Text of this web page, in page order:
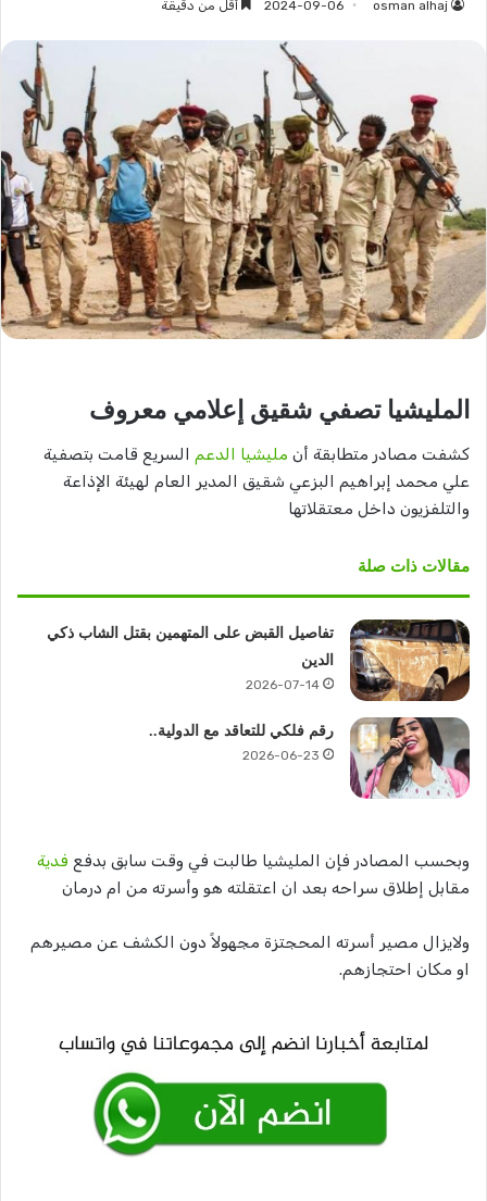
osman alhaj
2024-09-06 أقل من دقيقة
المليشيا تصفي شقيق إعلامي معروف
كشفت مصادر متطابقة أن مليشيا الدعم السريع قامت بتصفية
علي محمد إبراهيم البزعي شقيق المدير العام لهيئة الإذاعة
والتلفزيون داخل معتقلاتها
مقالات ذات صلة
تفاصيل القبض على المتهمين بقتل الشاب ذكي
الدين
2026-07-14
رقم فلكي للتعاقد مع الدولية..
2026-06-23
وبحسب المصادر فإن المليشيا طالبت في وقت سابق بدفع فدية
مقابل إطلاق سراحه بعد ان اعتقلته هو وأسرته من ام درمان
ولايزال مصير أسرته المحجتزة مجهولاً دون الكشف عن مصيرهم
او مكان احتجازهم.